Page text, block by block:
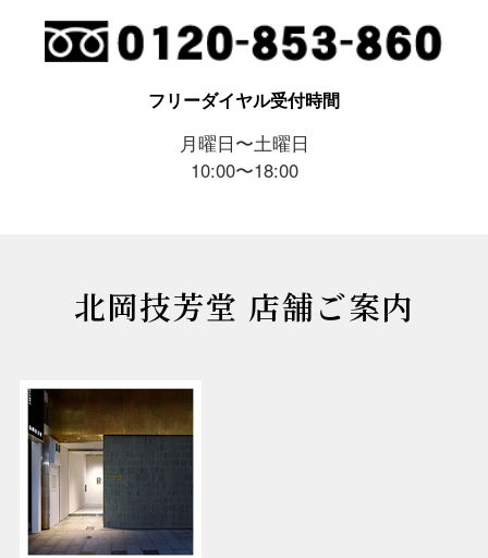
フリーダイヤル受付時間
月曜日〜土曜日
10:00〜18:00
北岡技芳堂 店舗ご案内